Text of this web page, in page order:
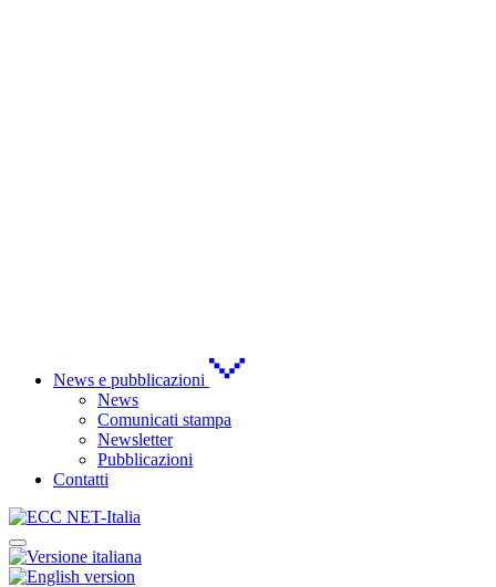
News e pubblicazioni
News
Comunicati stampa
Newsletter
Pubblicazioni
Contatti